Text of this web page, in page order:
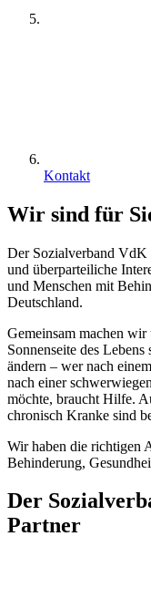
Kontakt
Wir sind für
Der Sozialverband VdK
und überparteiliche
und Menschen mit
Deutschland.
Gemeinsam machen
Sonnenseite des
ändern – wer nach
nach einer
möchte, braucht Hilfe.
chronisch Kranke sind
Wir haben die richtigen
Behinderung,
Der
Partner